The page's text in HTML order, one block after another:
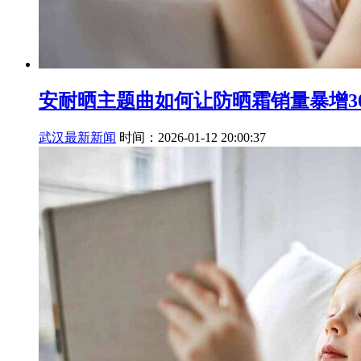
安耐晒主题曲如何让防晒霜销量暴增
武汉最新新闻 时间：2026-01-12 20:00:37